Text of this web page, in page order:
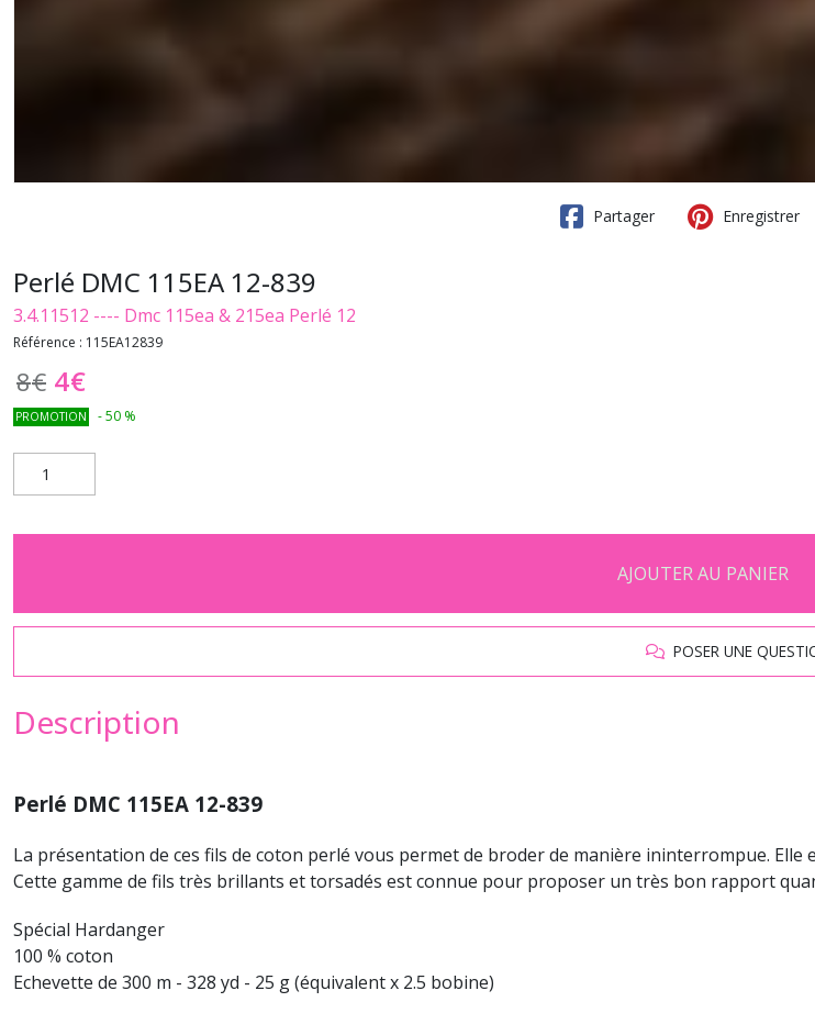
Partager Enregistrer
Perlé DMC 115EA 12-839
3.4.11512 ---- Dmc 115ea & 215ea Perlé 12
Référence : 115EA12839
8€ 4€
PROMOTION -50 %
AJOUTER AU PANIER
POSER UNE
Description
Perlé DMC 115EA 12-839
La présentation de ces fils de coton perlé vous permet de broder de manière ininterrompue.
Cette gamme de fils très brillants et torsadés est connue pour proposer un très bon rapport
Spécial Hardanger
100 % coton
Echevette de 300 m - 328 yd - 25 g (équivalent x 2.5 bobine)